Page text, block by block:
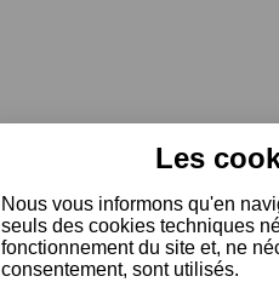
Les
Nous vous informons qu'en
seuls des cookies techniques
fonctionnement du site et, ne
consentement, sont utilisés.